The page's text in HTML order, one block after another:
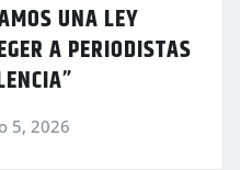
UNA LEY
A PERIODISTAS
5, 2026